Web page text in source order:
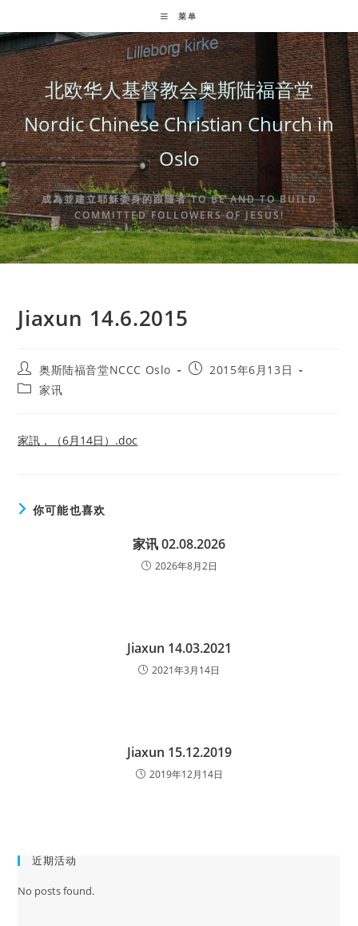
to
content
菜单
北欧华人基督教会奥斯陆福音堂
Nordic Chinese Christian Church in
Oslo
成為並建立耶穌委身的跟隨者 TO BE AND TO BUILD
COMMITTED FOLLOWERS OF JESUS!
Jiaxun 14.6.2015
Post
author:
奥斯陆福音堂NCCC Oslo
Post2015年6月13日
Post家讯
家訊，（6月14日）.doc
你可能也喜欢
家讯 02.08.2026
2026年8月2日
Jiaxun 14.03.2021
2021年3月14日
Jiaxun 15.12.2019
2019年12月14日
近期活动
No posts found.